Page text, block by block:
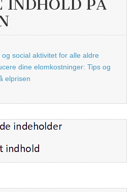
INDHOLD PÅ
social aktivitet for alle aldre
dine elomkostninger: Tips og
elprisen